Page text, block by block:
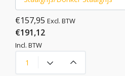
€157,95 Excl. BTW
€191,12
Incl. BTW